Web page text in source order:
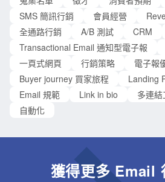
SMS 簡訊行銷
會員經營
全通路行銷
A/B 測試 CRM
Transactional Email 通知型電子報
一頁式網頁
行銷策略
電子報
Buyer journey 買家旅程
Landing
Email 規範
Link in bio 多連
自動化
獲得更多 Email